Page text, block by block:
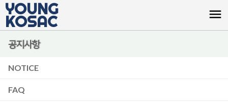
YOUNG
KOSAC menu
공지사항
NOTICE
FAQ